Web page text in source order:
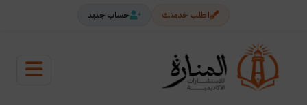
اطلب خدمتك حساب جديد